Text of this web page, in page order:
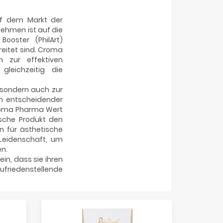
dem Markt der
ist auf die
(PhilArt)
sind. Croma
zur effektiven
die
auch zur
entscheidender
Pharma Wert
Produkt den
für ästhetische
um
dass sie ihren